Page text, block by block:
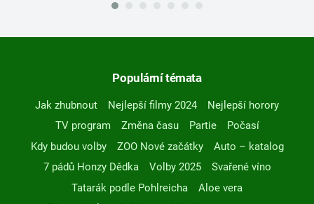
Populární témata
Jak zhubnout Nejlepší filmy 2024
Nejlepší horory
TV program
Změna času Partie
Počasí
Kdy budou volby
ZOO Nové začátky
Auto – katalog
7 pádů Honzy Dědka
Volby 2025
Svařené víno
Tatarák podle Pohlreicha
Aloe vera